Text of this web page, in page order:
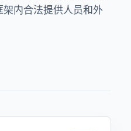
内合法提供人员和外